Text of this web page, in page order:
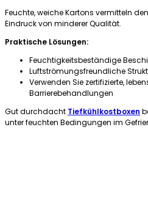
Feuchte, weiche Kartons vermitteln
Eindruck von minderer Qualität.
Praktische Lösungen:
Feuchtigkeitsbeständige
Luftströmungsfreundliche
Verwenden Sie zertifizierte,
Barrierebehandlungen
Gut durchdacht Tiefkühlkostboxen
unter feuchten Bedingungen im